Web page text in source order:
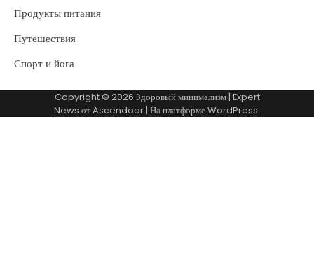
Продукты питания
Путешествия
Спорт и йога
Copyright © 2026 Здоровый минимализм| Expert
News отAscendoor| На платформеWordPress.